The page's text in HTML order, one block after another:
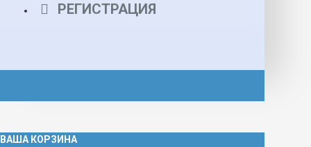
РЕГИСТРАЦИЯ
ВАША КОРЗИНА